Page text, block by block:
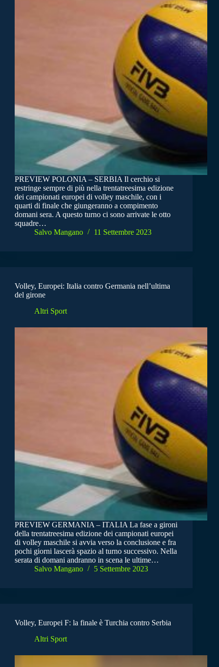
PREVIEW POLONIA – SERBIA Il cerchio si
restringe sempre di più nella trentatreesima edizione
dei campionati europei di volley maschile, con i
quarti di finale che giungeranno a compimento
domani sera. A questo turno ci sono arrivate le otto
squadre…
Salvo Mangano
11 Settembre 2023
Volley, Europei: Italia contro Germania nell’ultima
del girone
Altri Sport
PREVIEW GERMANIA – ITALIA La fase a gironi
della trentatreesima edizione dei campionati europei
di volley maschile si avvia verso la conclusione e fra
pochi giorni lascerà spazio al turno successivo. Nella
serata di domani andranno in scena le ultime…
Salvo Mangano
5 Settembre 2023
Volley, Europei F: la finale è Turchia contro Serbia
Altri Sport